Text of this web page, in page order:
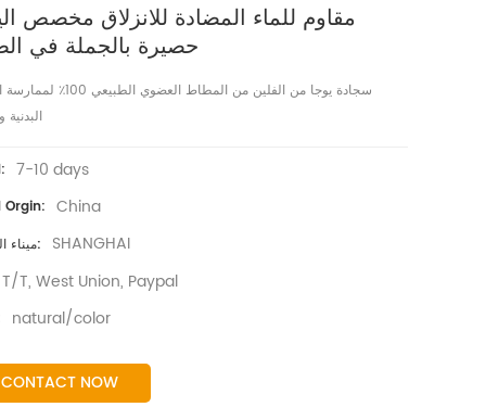
مقاوم للماء المضادة للانزلاق مخصص
حصيرة بالجملة في
سجادة يوجا من الفلين من المطاط العضوي
البدنية
المهلة: 7-10 days
المنتج Orgin: China
ميناء الشحن: SHANGHAI
T/T, West Union, Paypal
natural/color
CONTACT NOW